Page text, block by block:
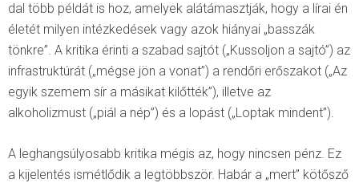
dal több példát is hoz, amelyek alátámasztják, hogy a lírai én
életét milyen intézkedések vagy azok hiányai „basszák
tönkre”. A kritika érinti a szabad sajtót („Kussoljon a sajtó”) az
infrastruktúrát („mégse jön a vonat”) a rendőri erőszakot („Az
egyik szemem sír a másikat kilőtték”), illetve az
alkoholizmust („piál a nép”) és a lopást („Loptak mindent”).
A leghangsúlyosabb kritika mégis az, hogy nincsen pénz. Ez
a kijelentés ismétlődik a legtöbbször. Habár a „mert” kötősző